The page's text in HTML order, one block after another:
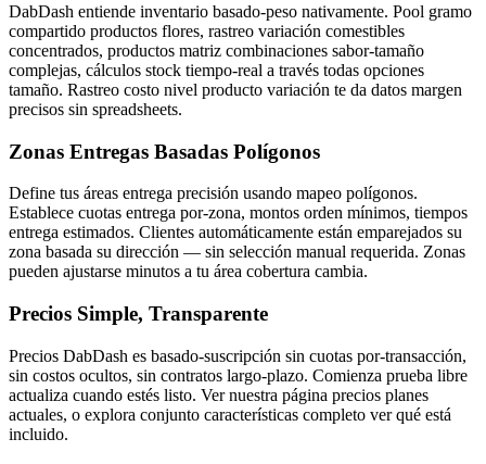
DabDash entiende inventario basado-peso nativamente. Pool gramo
compartido productos flores, rastreo variación comestibles
concentrados, productos matriz combinaciones sabor-tamaño
complejas, cálculos stock tiempo-real a través todas opciones
tamaño. Rastreo costo nivel producto variación te da datos margen
precisos sin spreadsheets.
Zonas Entregas Basadas Polígonos
Define tus áreas entrega precisión usando mapeo polígonos.
Establece cuotas entrega por-zona, montos orden mínimos, tiempos
entrega estimados. Clientes automáticamente están emparejados su
zona basada su dirección — sin selección manual requerida. Zonas
pueden ajustarse minutos a tu área cobertura cambia.
Precios Simple, Transparente
Precios DabDash es basado-suscripción sin cuotas por-transacción,
sin costos ocultos, sin contratos largo-plazo. Comienza prueba libre
actualiza cuando estés listo. Ver nuestra página precios planes
actuales, o explora conjunto características completo ver qué está
incluido.